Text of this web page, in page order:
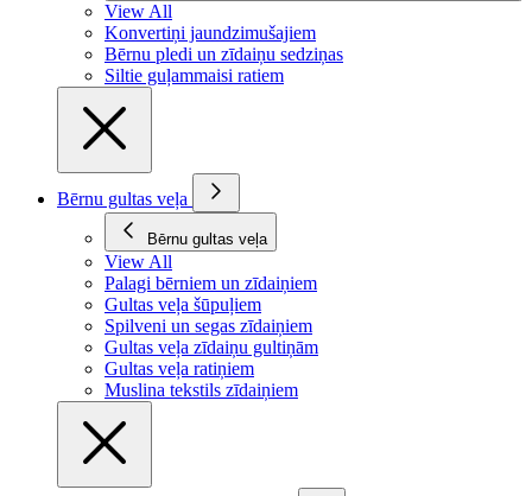
View All
Konvertiņi jaundzimušajiem
Bērnu pledi un zīdaiņu sedziņas
Siltie guļammaisi ratiem
Bērnu gultas veļa
Bērnu gultas veļa
View All
Palagi bērniem un zīdaiņiem
Gultas veļa šūpuļiem
Spilveni un segas zīdaiņiem
Gultas veļa zīdaiņu gultiņām
Gultas veļa ratiņiem
Muslina tekstils zīdaiņiem